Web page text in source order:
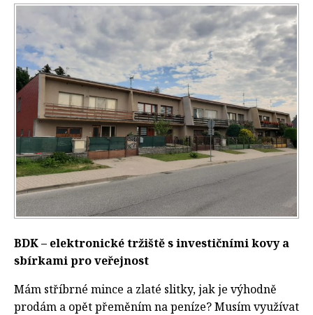
BDK – elektronické tržiště s investičními kovy a
sbírkami pro veřejnost
Mám stříbrné mince a zlaté slitky, jak je výhodně
prodám a opět přeměním na peníze? Musím využívat